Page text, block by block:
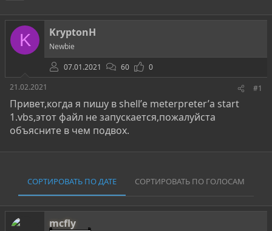
о
р
м
а
н
а
ч
а
л
а
и
K KryptonH
Newbie
07.01.2021
60
0
21.02.2021
#1
Привет,когда я пишу в shell’е meterpreter’а start
1.vbs,этот файл не запускается,пожалуйста
объясните в чем подвох.
СОРТИРОВАТЬ ПО ДАТЕ СОРТИРОВАТЬ ПО ГОЛОСАМ
mcfly